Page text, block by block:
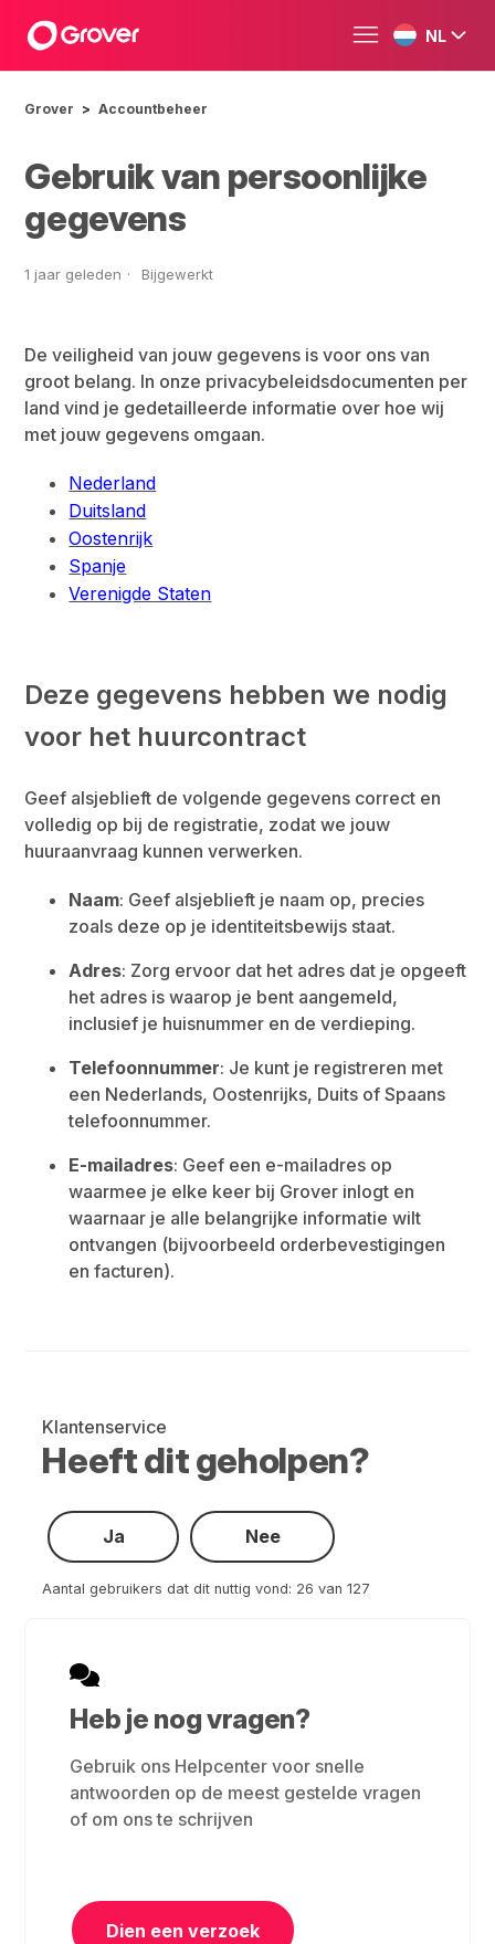
NL
Grover Accountbeheer
Gebruik van persoonlijke
gegevens
1 jaar geleden Bijgewerkt
De veiligheid van jouw gegevens is voor ons van
groot belang. In onze privacybeleidsdocumenten per
land vind je gedetailleerde informatie over hoe wij
met jouw gegevens omgaan.
Nederland
Duitsland
Oostenrijk
Spanje
Verenigde Staten
Deze gegevens hebben we nodig
voor het huurcontract
Geef alsjeblieft de volgende gegevens correct en
volledig op bij de registratie, zodat we jouw
huuraanvraag kunnen verwerken.
Naam: Geef alsjeblieft je naam op, precies
zoals deze op je identiteitsbewijs staat.
Adres: Zorg ervoor dat het adres dat je opgeeft
het adres is waarop je bent aangemeld,
inclusief je huisnummer en de verdieping.
Telefoonnummer: Je kunt je registreren met
een Nederlands, Oostenrijks, Duits of Spaans
telefoonnummer.
E-mailadres: Geef een e-mailadres op
waarmee je elke keer bij Grover inlogt en
waarnaar je alle belangrijke informatie wilt
ontvangen (bijvoorbeeld orderbevestigingen
en facturen).
Klantenservice
Heeft dit geholpen?
Ja Nee
Aantal gebruikers dat dit nuttig vond: 26 van 127
Heb je nog vragen?
Gebruik ons Helpcenter voor snelle
antwoorden op de meest gestelde vragen
of om ons te schrijven
Dien een verzoek